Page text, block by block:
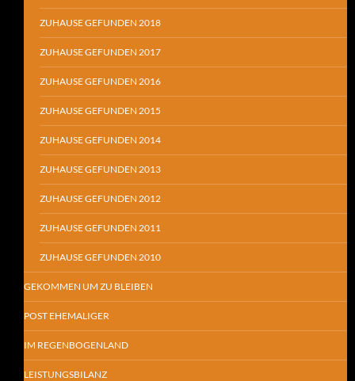
ZUHAUSE GEFUNDEN 2018
ZUHAUSE GEFUNDEN 2017
ZUHAUSE GEFUNDEN 2016
ZUHAUSE GEFUNDEN 2015
ZUHAUSE GEFUNDEN 2014
ZUHAUSE GEFUNDEN 2013
ZUHAUSE GEFUNDEN 2012
ZUHAUSE GEFUNDEN 2011
ZUHAUSE GEFUNDEN 2010
GEKOMMEN UM ZU BLEIBEN
POST EHEMALIGER
IM REGENBOGENLAND
LEISTUNGSBILANZ